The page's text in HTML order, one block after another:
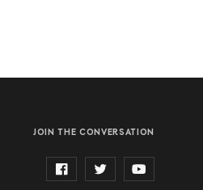
JOIN THE CONVERSATION